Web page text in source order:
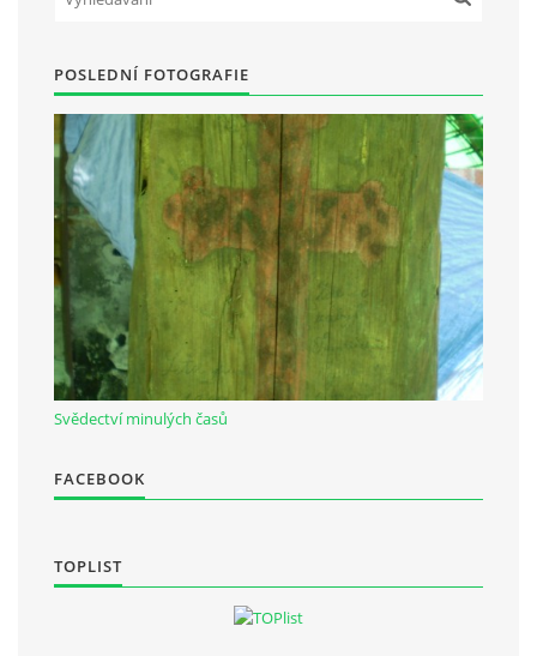
DOKUMENTY OVJK
Občanská vzdělávací jednota "Komenský" v Choceradech z.s.
Chocerady 4
257 24 Chocerady
IČ: 498 28 614
Kontaktní osoba:
Mgr. Miroslava Cinkeisová
723 967 851
POSLEDNÍ FOTOGRAFIE
Svědectví minulých časů
FACEBOOK
TOPLIST